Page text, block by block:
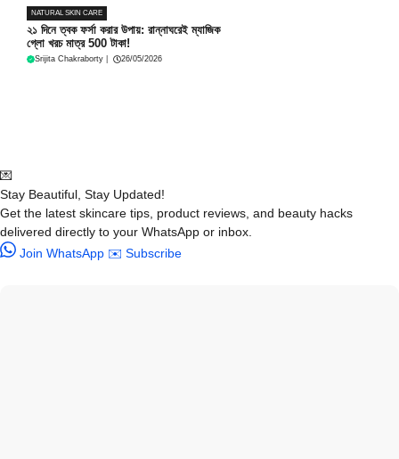
NATURAL SKIN CARE
২১ দিনে ত্বক ফর্সা করার উপায়: রান্নাঘরেই ম্যাজিক
গ্লো খরচ মাত্র 500 টাকা!
Srijita Chakraborty 26/05/2026
💌
Stay Beautiful, Stay Updated!
Get the latest skincare tips, product reviews, and beauty hacks
delivered directly to your WhatsApp or inbox.
Join WhatsApp ✉️ Subscribe